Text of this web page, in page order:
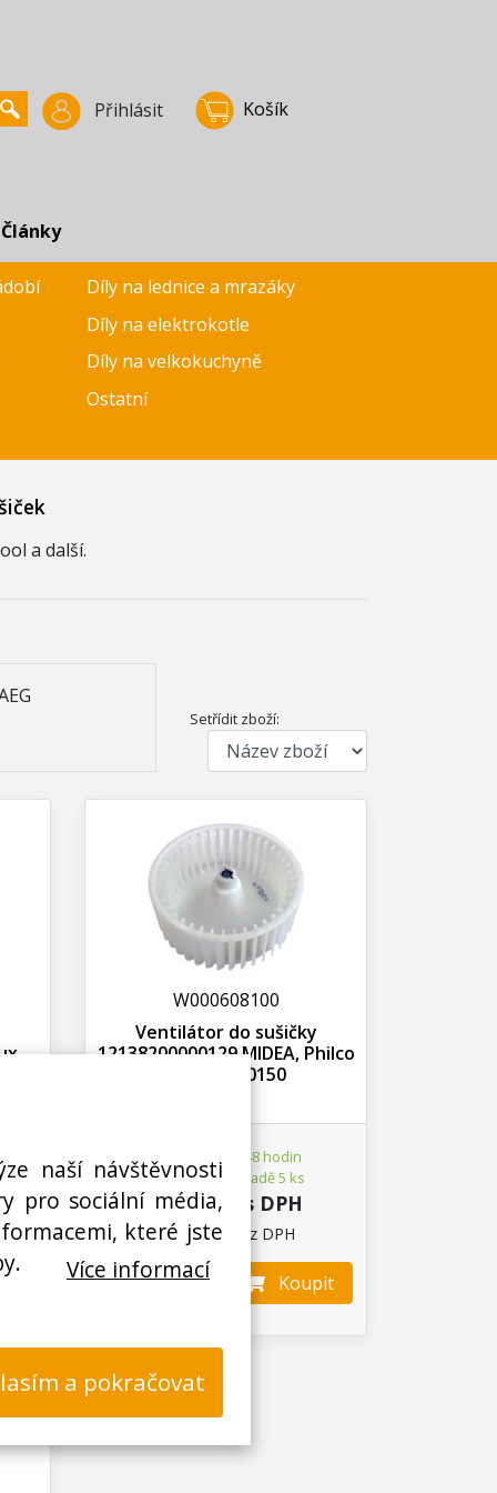
naší návštěvnosti
pro sociální média,
které jste
Více informací
a pokračovat
Přihlásit Košík
Články
Díly na lednice a mrazáky
Díly na elektrokotle
Díly na velkokuchyně
Ostatní
a další.
Setřídit zboží:
W000608100
Ventilátor do sušičky
12138200000129 MIDEA, Philco
301160660150
K odeslání do 48 hodin
Na externím skladě 5 ks
353,01 Kč s DPH
291,74 Kč bez DPH
Koupit